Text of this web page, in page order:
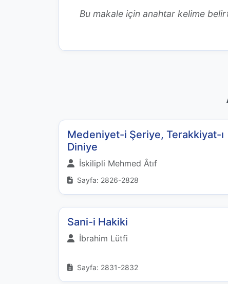
Bu makale için anahtar kelime
Medeniyet-i Şeriye, Terakkiyat-ı
Diniye
İskilipli Mehmed Âtıf
Sayfa: 2826-2828
Sani-i Hakiki
İbrahim Lütfi
Sayfa: 2831-2832